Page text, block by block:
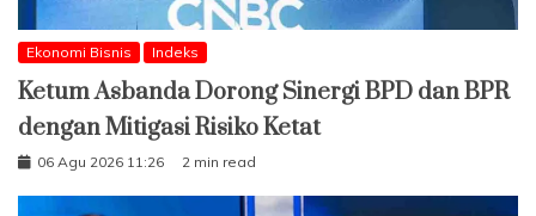
Ekonomi Bisnis Indeks
Ketum Asbanda Dorong Sinergi BPD dan BPR
dengan Mitigasi Risiko Ketat
06 Agu 2026 11:26 2 min read